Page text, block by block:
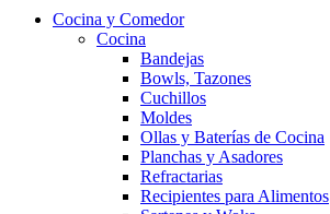
Cocina y Comedor
Cocina
Bandejas
Bowls, Tazones
Cuchillos
Moldes
Ollas y Baterías de Cocina
Planchas y Asadores
Refractarias
Recipientes para Alimentos